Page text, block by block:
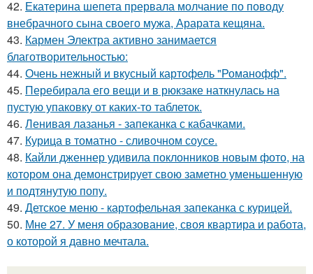
42. Екатерина шепета прервала молчание по поводу
внебрачного сына своего мужа, Арарата кещяна.
43. Кармен Электра активно занимается
благотворительностью:
44. Очень нежный и вкусный картофель "Романофф".
45. Перебирала его вещи и в рюкзаке наткнулась на
пустую упаковку от каких-то таблеток.
46. Ленивая лазанья - запеканка с кабачками.
47. Курица в томатно - сливочном соусе.
48. Кайли дженнер удивила поклонников новым фото, на
котором она демонстрирует свою заметно уменьшенную
и подтянутую попу.
49. Детское меню - картофельная запеканка с курицей.
50. Мне 27. У меня образование, своя квартира и работа,
о которой я давно мечтала.